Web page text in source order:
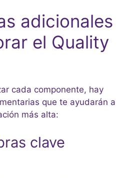
adicionales
el Quality
cada componente, hay
que te ayudarán a
más alta:
clave